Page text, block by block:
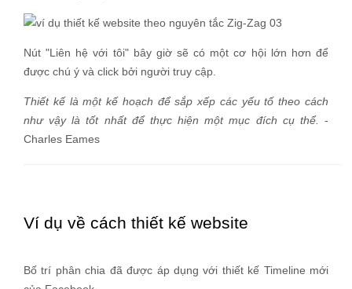
Nút "Liên hệ với tôi" bây giờ sẽ có một cơ hội lớn hơn để
được chú ý và click bởi người truy cập.
Thiết kế là một kế hoạch để sắp xếp các yếu tố theo cách
như vậy là tốt nhất để thực hiện một mục đích cụ thể.
-
Charles Eames
Ví dụ về cách thiết kế website
Bố trí phân chia đã được áp dụng với thiết kế Timeline mới